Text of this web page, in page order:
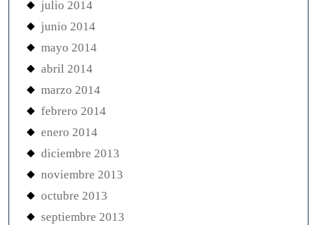
julio 2014
junio 2014
mayo 2014
abril 2014
marzo 2014
febrero 2014
enero 2014
diciembre 2013
noviembre 2013
octubre 2013
septiembre 2013